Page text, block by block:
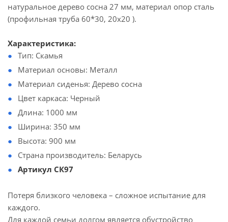
натуральное дерево сосна 27 мм, материал опор сталь
(профильная труба 60*30, 20х20 ).
Характеристика:
Тип: Скамья
Материал основы: Металл
Материал сиденья: Дерево сосна
Цвет каркаса: Черный
Длина: 1000 мм
Ширина: 350 мм
Высота: 900 мм
Страна производитель: Беларусь
Артикул СК97
Потеря близкого человека – сложное испытание для
каждого.
Для каждой семьи долгом является обустройство